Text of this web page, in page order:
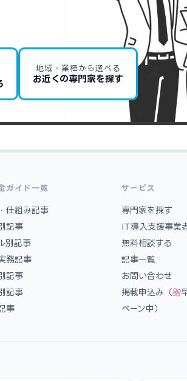
地域・業種から選べる
お近くの専門家を探す
ガイド一覧
仕組み記事
記事
別記事
務記事
記事
記事
事
サービス
専門家を探す
IT導入支援事業
無料相談する
記事一覧
お問い合わせ
掲載申込み（
ペーン中）